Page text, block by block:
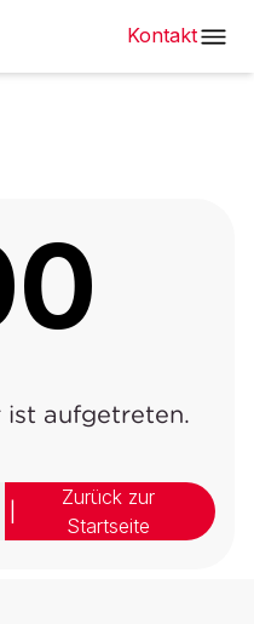
Kontakt
ist aufgetreten.
Zurück zur
Startseite